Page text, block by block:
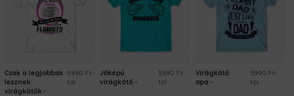
Csak a legjobbak
lesznek
virágkötők
5990 Ft-
tól
Jóképű
virágkötő
5990 Ft-
tól
Virágkötő
apa
5990 Ft-
tól